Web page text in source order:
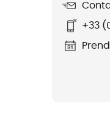
+33